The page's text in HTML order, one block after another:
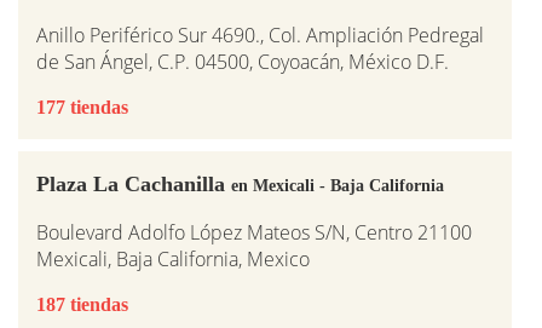
Anillo Periférico Sur 4690., Col. Ampliación Pedregal
de San Ángel, C.P. 04500, Coyoacán, México D.F.
177 tiendas
Plaza La Cachanilla en Mexicali - Baja California
Boulevard Adolfo López Mateos S/N, Centro 21100
Mexicali, Baja California, Mexico
187 tiendas